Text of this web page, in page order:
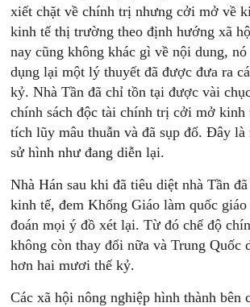
xiết chặt về chính trị nhưng cởi mở về
kinh tế thị trường theo định hướng xã
nay cũng không khác gì về nội dung,
dụng lại một lý thuyết đã được đưa ra
kỷ. Nhà Tần đã chỉ tồn tại được vài
chính sách độc tài chính trị cởi mở kinh
tích lũy mâu thuẫn và đã sụp đổ. Đây
sử hình như đang diễn lại.
Nhà Hán sau khi đã tiêu diệt nhà Tần
kinh tế, đem Khổng Giáo làm quốc
đoán mọi ý đồ xét lại. Từ đó chế độ
không còn thay đổi nữa và Trung Quốc
hơn hai mươi thế kỷ.
Các xã hội nông nghiệp hình thành bên